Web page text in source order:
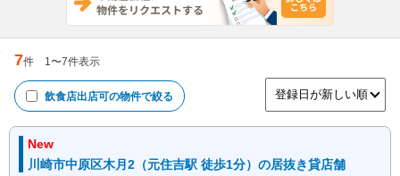
7件 1〜7件表示
飲食店出店可の物件で絞る
New
川崎市中原区木月2（元住吉駅 徒歩1分）の居抜き貸店舗